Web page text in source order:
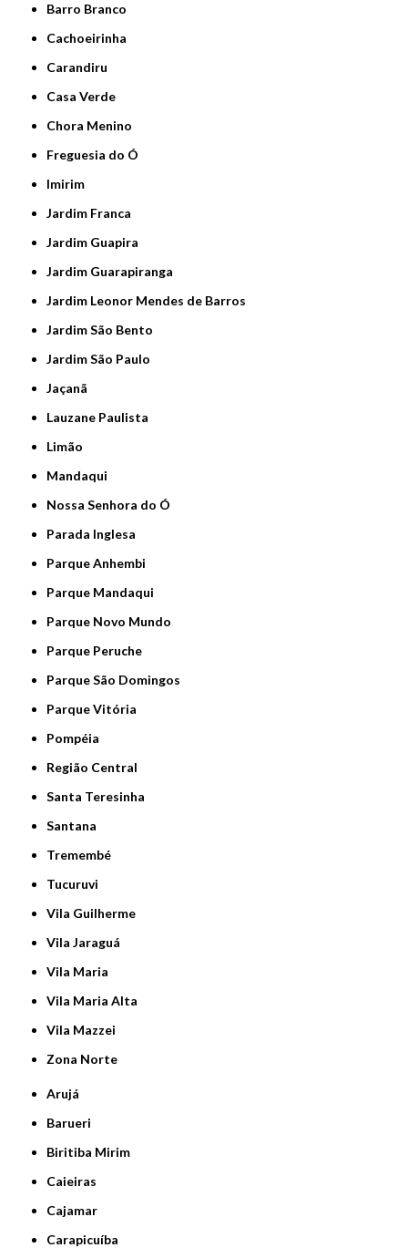
Barro Branco
Cachoeirinha
Carandiru
Casa Verde
Chora Menino
Freguesia do Ó
Imirim
Jardim Franca
Jardim Guapira
Jardim Guarapiranga
Jardim Leonor Mendes de Barros
Jardim São Bento
Jardim São Paulo
Jaçanã
Lauzane Paulista
Limão
Mandaqui
Nossa Senhora do Ó
Parada Inglesa
Parque Anhembi
Parque Mandaqui
Parque Novo Mundo
Parque Peruche
Parque São Domingos
Parque Vitória
Pompéia
Região Central
Santa Teresinha
Santana
Tremembé
Tucuruvi
Vila Guilherme
Vila Jaraguá
Vila Maria
Vila Maria Alta
Vila Mazzei
Zona Norte
Arujá
Barueri
Biritiba Mirim
Caieiras
Cajamar
Carapicuíba